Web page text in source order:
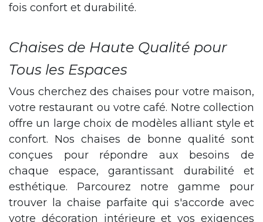
fois confort et durabilité.
Chaises de Haute Qualité pour
Tous les Espaces
Vous cherchez des chaises pour votre maison,
votre restaurant ou votre café. Notre collection
offre un large choix de modèles alliant style et
confort. Nos chaises de bonne qualité sont
conçues pour répondre aux besoins de
chaque espace, garantissant durabilité et
esthétique. Parcourez notre gamme pour
trouver la chaise parfaite qui s'accorde avec
votre décoration intérieure et vos exigences